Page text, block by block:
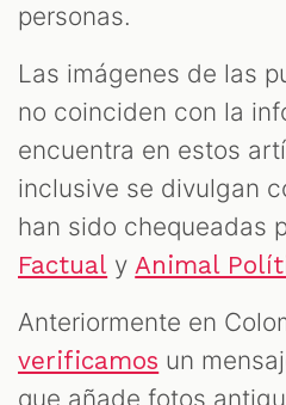
personas.
Las imágenes de las
no coinciden con la
encuentra en estos
inclusive se divulgan
han sido chequeadas
Factual yAnimal
Anteriormente en
verificamos un
que añade fotos